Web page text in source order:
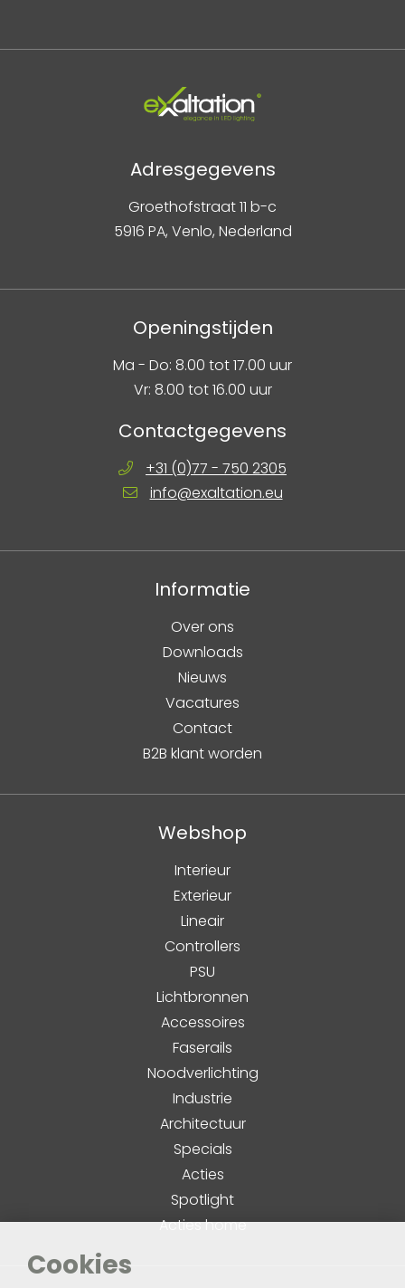
Cookies
Adresgegevens
Groethofstraat 11 b-c
5916 PA, Venlo, Nederland
Openingstijden
Ma - Do: 8.00 tot 17.00 uur
Vr: 8.00 tot 16.00 uur
Contactgegevens
+31 (0)77 - 750 2305
info@exaltation.eu
Informatie
Over ons
Downloads
Nieuws
Vacatures
Contact
B2B klant worden
Webshop
Interieur
Exterieur
Lineair
Controllers
PSU
Lichtbronnen
Accessoires
Faserails
Noodverlichting
Industrie
Architectuur
Specials
Acties
Spotlight
Acties home